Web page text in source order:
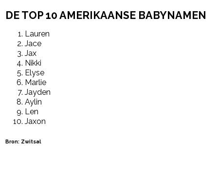
DE TOP 10 AMERIKAANSE BABYNAMEN
Lauren
Jace
Jax
Nikki
Elyse
Marlie
Jayden
Aylin
Len
Jaxon
Bron: Zwitsal